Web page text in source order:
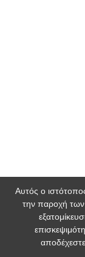
Αυτός ο
την παροχή